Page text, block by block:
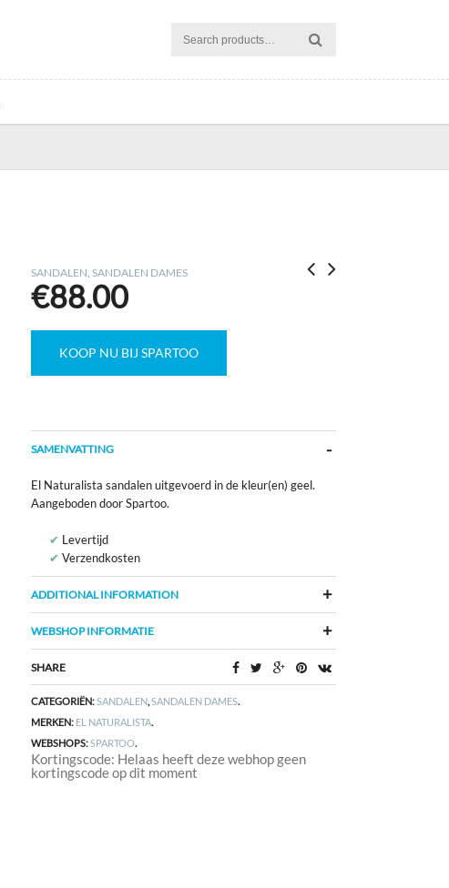
SANDALEN, SANDALEN DAMES
€88.00
KOOP NU BIJ SPARTOO
SAMENVATTING
El Naturalista sandalen uitgevoerd in de kleur(en) geel.
Aangeboden door Spartoo.
Levertijd
Verzendkosten
ADDITIONAL INFORMATION
WEBSHOP INFORMATIE
SHARE
CATEGORIËN:SANDALEN,SANDALEN DAMES.
MERKEN: EL NATURALISTA.
WEBSHOPS:SPARTOO.
Kortingscode: Helaas heeft deze webhop geen
kortingscode op dit moment